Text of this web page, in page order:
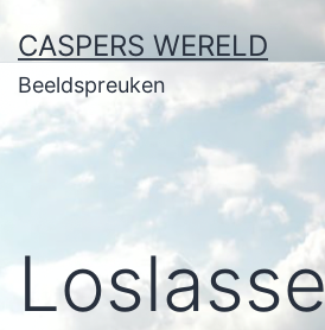
naar
de
inhoud
CASPERS WERELD
Beeldspreuken